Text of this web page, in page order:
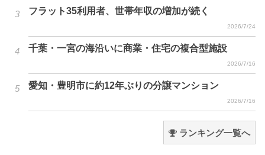
フラット35利用者、世帯年収の増加が続く
2026/7/24
千葉・一宮の海沿いに商業・住宅の複合型施設
2026/7/16
愛知・豊明市に約12年ぶりの分譲マンション
2026/7/16
ランキング一覧へ